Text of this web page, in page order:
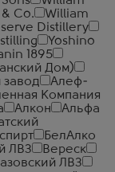
Co.
William
Distillery
Yoshino
1895
Дом)
Алеф-
Компания
Алкон
Альфа
БелАлко
ЛВЗ
Вереск
ЛВЗ